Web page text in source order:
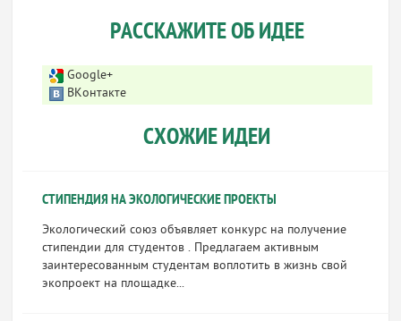
РАССКАЖИТЕ ОБ ИДЕЕ
Google+
ВКонтакте
СХОЖИЕ ИДЕИ
СТИПЕНДИЯ НА ЭКОЛОГИЧЕСКИЕ ПРОЕКТЫ
Экологический союз объявляет конкурс на получение
стипендии для студентов . Предлагаем активным
заинтересованным студентам воплотить в жизнь свой
экопроект на площадке...